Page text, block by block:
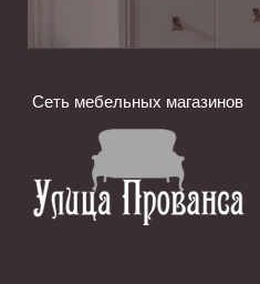
Сеть мебельных магазинов